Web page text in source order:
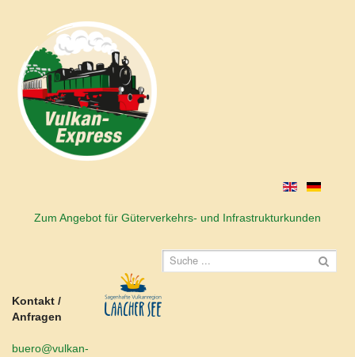
Zum Angebot für Güterverkehrs- und Infrastrukturkunden
Kontakt /
Anfragen
buero@vulkan-